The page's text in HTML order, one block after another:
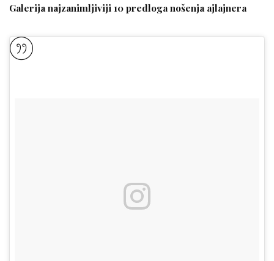
Galerija najzanimljiviji 10 predloga nošenja ajlajnera